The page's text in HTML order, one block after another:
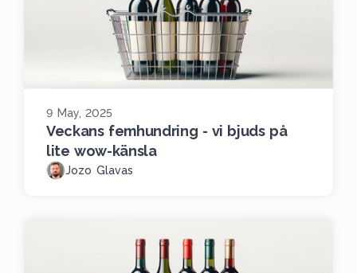
9 May, 2025
Veckans femhundring - vi bjuds på
lite wow-känsla
Jozo Glavas